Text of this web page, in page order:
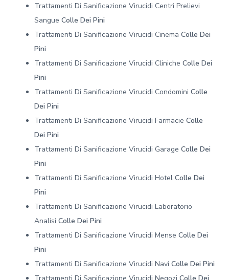
Trattamenti Di Sanificazione Virucidi Centri Prelievi
Sangue Colle Dei Pini
Trattamenti Di Sanificazione Virucidi Cinema Colle Dei
Pini
Trattamenti Di Sanificazione Virucidi Cliniche Colle Dei
Pini
Trattamenti Di Sanificazione Virucidi Condomini Colle
Dei Pini
Trattamenti Di Sanificazione Virucidi Farmacie Colle
Dei Pini
Trattamenti Di Sanificazione Virucidi Garage Colle Dei
Pini
Trattamenti Di Sanificazione Virucidi Hotel Colle Dei
Pini
Trattamenti Di Sanificazione Virucidi Laboratorio
Analisi Colle Dei Pini
Trattamenti Di Sanificazione Virucidi Mense Colle Dei
Pini
Trattamenti Di Sanificazione Virucidi Navi Colle Dei Pini